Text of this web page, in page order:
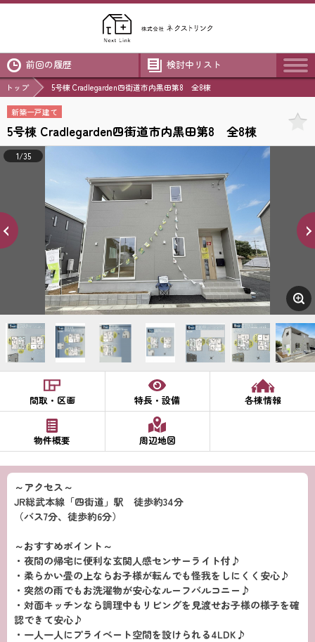
前回の履歴 検討中リスト
トップ 5号棟 Cradlegarden四街道市内黒田第8 全8棟
新築一戸建て
5号棟 Cradlegarden四街道市内黒田第8 全8棟
1/35
間取・区画 特長・設備 各棟情報
物件概要 周辺地図
～アクセス～
JR総武本線「四街道」駅 徒歩約34分
（バス7分、徒歩約6分）
～おすすめポイント～
・夜間の帰宅に便利な玄関人感センサーライト付♪
・柔らかい畳の上ならお子様が転んでも怪我をしにくく安心♪
・突然の雨でもお洗濯物が安心なルーフバルコニー♪
・対面キッチンなら調理中もリビングを見渡せお子様の様子を確
認できて安心♪
・一人一人にプライベート空間を設けられる4LDK♪